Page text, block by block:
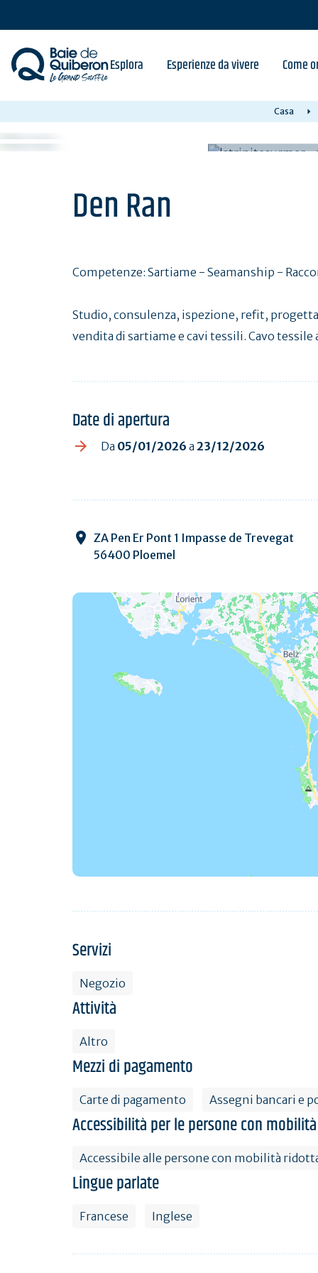
content
Esplora Esperienze da vivere Come
Casa
Den Ran
Competenze: Sartiame - Seamanship -
Studio, consulenza, ispezione, refit,
vendita di sartiame e cavi tessili. Cavo
Date di apertura
Da 05/01/2026 a 23/12/2026
ZA Pen Er Pont 1 Impasse de Trevegat
56400 Ploemel
Servizi
Negozio
Attività
Altro
Mezzi di pagamento
Carte di pagamento Assegni bancari e
Accessibilità per le persone con
Accessibile alle persone con mobilità
Lingue parlate
Francese Inglese